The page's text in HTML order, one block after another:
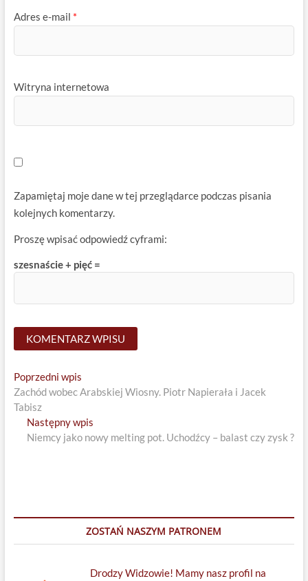
Adres e-mail *
Witryna internetowa
Zapamiętaj moje dane w tej przeglądarce podczas pisania
kolejnych komentarzy.
Proszę wpisać odpowiedź cyframi:
szesnaście + pięć =
Nawigacja
wpisu
Poprzedni wpisPrevious
post:
Zachód wobec Arabskiej Wiosny. Piotr Napierała i Jacek
Tabisz
Następny wpis
post:
Niemcy jako nowy melting pot. Uchodźcy – balast czy zysk ?
ZOSTAŃ NASZYM PATRONEM
Drodzy Widzowie! Mamy nasz profil na